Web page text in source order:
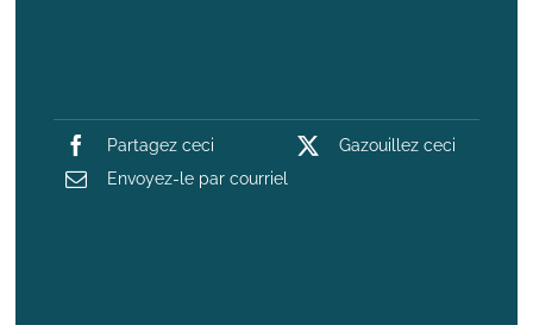
Partagez ceci
Gazouillez ceci
Envoyez-le par courriel